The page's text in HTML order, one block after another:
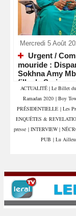
Mercredi 5 Août
Urgent /
mouride :
Sokhna Amy
fille de Serigne
Mountakha
ACTUALITÉ | Le Billet
Ramadan 2020 | Boy
PRÉSIDENTIELLE | Les
ENQUÊTES &
presse | INTERVIEW |
PUB | Lu